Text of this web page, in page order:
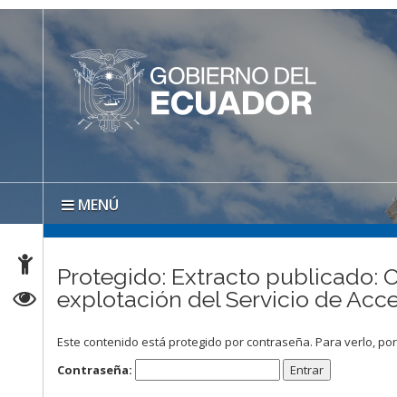
MENÚ
Protegido: Extracto publicado:
explotación del Servicio de
Este contenido está protegido por contraseña. Para verlo,
Contraseña: